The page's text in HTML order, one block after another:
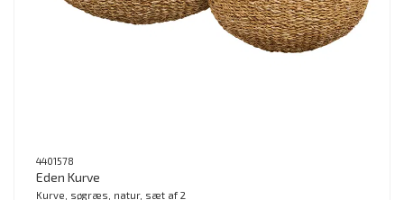
4401578
Eden Kurve
Kurve, søgræs, natur, sæt af 2